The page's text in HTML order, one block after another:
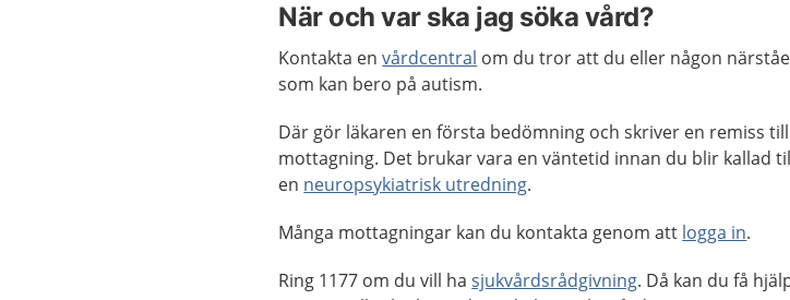
När och var ska jag söka vård?
Kontakta envårdcentral om du tror att du eller någon
som kan bero på autism.
Där gör läkaren en första bedömning och skriver en remiss
mottagning. Det brukar vara en väntetid innan du blir kallad
en neuropsykiatrisk utredning.
Många mottagningar kan du kontakta genom att logga in.
Ring 1177 om du vill hasjukvårdsrådgivning. Då kan du få